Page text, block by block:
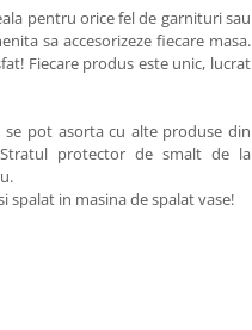
pentru orice fel de garnituri sau
sa accesorizeze fiecare masa.
Fiecare produs este unic, lucrat
pot asorta cu alte produse din
Stratul protector de smalt de la
in masina de spalat vase!